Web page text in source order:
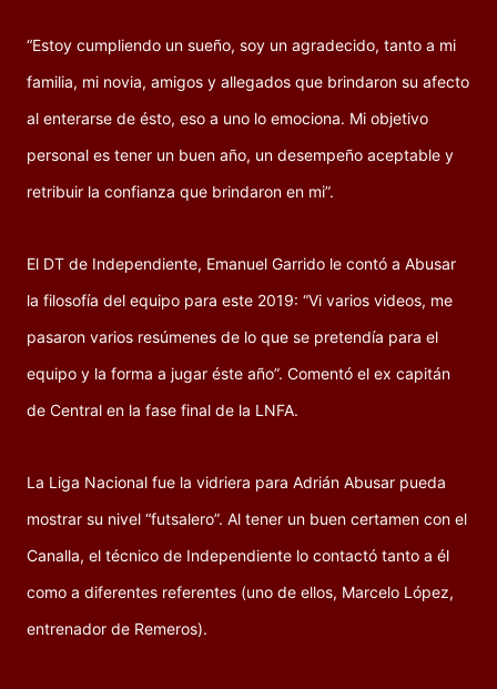
“Estoy cumpliendo un sueño, soy un agradecido, tanto a mi
familia, mi novia, amigos y allegados que brindaron su afecto
al enterarse de ésto, eso a uno lo emociona. Mi objetivo
personal es tener un buen año, un desempeño aceptable y
retribuir la confianza que brindaron en mi”.
El DT de Independiente, Emanuel Garrido le contó a Abusar
la filosofía del equipo para este 2019: “Vi varios videos, me
pasaron varios resúmenes de lo que se pretendía para el
equipo y la forma a jugar éste año”. Comentó el ex capitán
de Central en la fase final de la LNFA.
La Liga Nacional fue la vidriera para Adrián Abusar pueda
mostrar su nivel “futsalero”. Al tener un buen certamen con el
Canalla, el técnico de Independiente lo contactó tanto a él
como a diferentes referentes (uno de ellos, Marcelo López,
entrenador de Remeros).